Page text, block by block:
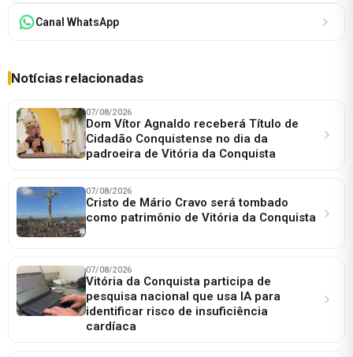
Canal WhatsApp
Notícias relacionadas
07/08/2026
Dom Vítor Agnaldo receberá Título de
Cidadão Conquistense no dia da
padroeira de Vitória da Conquista
07/08/2026
Cristo de Mário Cravo será tombado
como patrimônio de Vitória da Conquista
07/08/2026
Vitória da Conquista participa de
pesquisa nacional que usa IA para
identificar risco de insuficiência
cardíaca